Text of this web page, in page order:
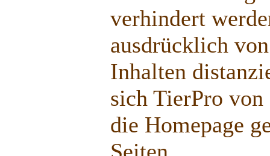
verhindert
ausdrücklich
Inhalten
sich TierPro
die Homepage